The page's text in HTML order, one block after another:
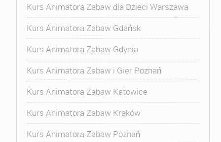
Kurs Animatora Zabaw dla Dzieci Warszawa
Kurs Animatora Zabaw Gdańsk
Kurs Animatora Zabaw Gdynia
Kurs Animatora Zabaw i Gier Poznań
Kurs Animatora Zabaw Katowice
Kurs Animatora Zabaw Kraków
Kurs Animatora Zabaw Poznań